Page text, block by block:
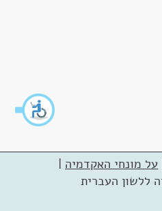
על מונחי האקדמיה |
ללשון העברית